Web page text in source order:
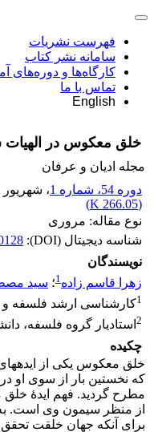
فهرست نشریات
سامانه نشر کتاب
کارگاه‌ها و
تماس با ما
English
خلق معکوس در
مجله ادیان و عرفان
دوره 54، شماره 1
، شهریور 1400
(
266.05 K
)
نوع مقاله: مروری
شناسه دیجیتال (DOI):
نویسندگان
زهرا قاسم زاده1؛ سید
1کارشناسی ارشد فلسفه و
2 استادیار گروه فلسفه،
چکیده
خلق معکوس یکی از
که نخستین بار از سوی او
مطرح گردید. فهم ایدۀ
از منظر سیمون وی است.
برای آنکه جهانِ خلقت تحقق